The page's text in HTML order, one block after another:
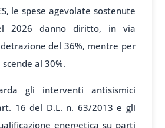
le spese agevolate sostenute
2026 danno diritto, in via
del 36%, mentre per
al 30%.
gli interventi antisismici
16 del D.L. n. 63/2013 e gli
energetica su parti